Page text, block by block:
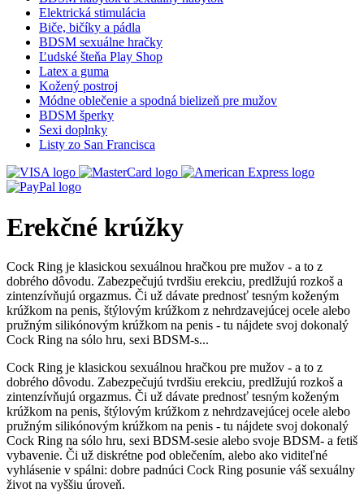
Elektrická stimulácia
Biče, bičíky a pádla
BDSM sexuálne hračky
Ľudské šteňa Play Shop
Latex a guma
Kožený postroj
Módne oblečenie a spodná bielizeň pre mužov
BDSM šperky
Sexi doplnky
Listy zo San Francisca
Erekčné krúžky
Cock Ring je klasickou sexuálnou hračkou pre mužov - a to z
dobrého dôvodu. Zabezpečujú tvrdšiu erekciu, predlžujú rozkoš a
zintenzívňujú orgazmus. Či už dávate prednosť tesným koženým
krúžkom na penis, štýlovým krúžkom z nehrdzavejúcej ocele alebo
pružným silikónovým krúžkom na penis - tu nájdete svoj dokonalý
Cock Ring na sólo hru, sexi BDSM-s...
Cock Ring je klasickou sexuálnou hračkou pre mužov - a to z
dobrého dôvodu. Zabezpečujú tvrdšiu erekciu, predlžujú rozkoš a
zintenzívňujú orgazmus. Či už dávate prednosť tesným koženým
krúžkom na penis, štýlovým krúžkom z nehrdzavejúcej ocele alebo
pružným silikónovým krúžkom na penis - tu nájdete svoj dokonalý
Cock Ring na sólo hru, sexi BDSM-sesie alebo svoje BDSM- a fetiš
vybavenie. Či už diskrétne pod oblečením, alebo ako viditeľné
vyhlásenie v spálni: dobre padnúci Cock Ring posunie váš sexuálny
život na vyššiu úroveň.